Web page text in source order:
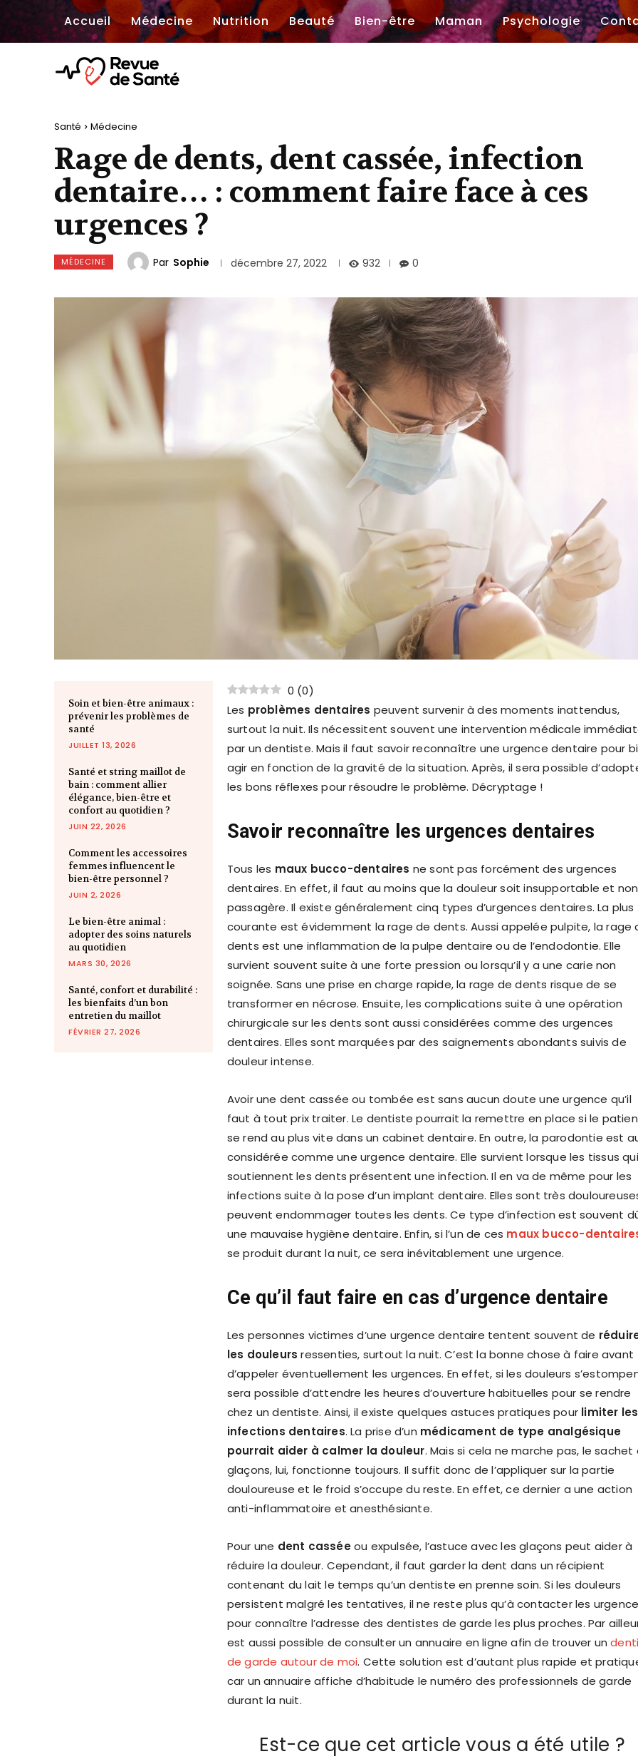
Accueil Médecine Nutrition Beauté Bien-être Maman Psychologie
Santé Médecine
Rage de dents, dent cassée, infection
dentaire… : comment faire face à ces
urgences ?
MÉDECINE Par Sophie décembre 27, 2022 932 0
Soin et bien-être animaux :
prévenir les problèmes de
santé
JUILLET 13, 2026
Santé et string maillot de
bain : comment allier
élégance, bien-être et
confort au quotidien ?
JUIN 22, 2026
Comment les accessoires
femmes influencent le
bien-être personnel ?
JUIN 2, 2026
Le bien-être animal :
adopter des soins naturels
au quotidien
MARS 30, 2026
Santé, confort et durabilité :
les bienfaits d’un bon
entretien du maillot
FÉVRIER 27, 2026
0 (0)
Les problèmes dentaires peuvent survenir à des moments inattendus,
surtout la nuit. Ils nécessitent souvent une intervention médicale
par un dentiste. Mais il faut savoir reconnaître une urgence dentaire pour
agir en fonction de la gravité de la situation. Après, il sera possible
les bons réflexes pour résoudre le problème. Décryptage !
Savoir reconnaître les urgences dentaires
Tous les maux bucco-dentaires ne sont pas forcément des urgences
dentaires. En effet, il faut au moins que la douleur soit insupportable et non
passagère. Il existe généralement cinq types d’urgences dentaires. La plus
courante est évidemment la rage de dents. Aussi appelée pulpite, la rage
dents est une inflammation de la pulpe dentaire ou de l’endodontie. Elle
survient souvent suite à une forte pression ou lorsqu’il y a une carie non
soignée. Sans une prise en charge rapide, la rage de dents risque de se
transformer en nécrose. Ensuite, les complications suite à une opération
chirurgicale sur les dents sont aussi considérées comme des urgences
dentaires. Elles sont marquées par des saignements abondants suivis de
douleur intense.
Avoir une dent cassée ou tombée est sans aucun doute une urgence qu’il
faut à tout prix traiter. Le dentiste pourrait la remettre en place si le
se rend au plus vite dans un cabinet dentaire. En outre, la parodontie est
considérée comme une urgence dentaire. Elle survient lorsque les tissus qui
soutiennent les dents présentent une infection. Il en va de même pour les
infections suite à la pose d’un implant dentaire. Elles sont très
peuvent endommager toutes les dents. Ce type d’infection est souvent
une mauvaise hygiène dentaire. Enfin, si l’un de ces maux bucco-
se produit durant la nuit, ce sera inévitablement une urgence.
Ce qu’il faut faire en cas d’urgence dentaire
Les personnes victimes d’une urgence dentaire tentent souvent de
les douleurs ressenties, surtout la nuit. C’est la bonne chose à faire avant
d’appeler éventuellement les urgences. En effet, si les douleurs
sera possible d’attendre les heures d’ouverture habituelles pour se rendre
chez un dentiste. Ainsi, il existe quelques astuces pratiques pour limiter les
infections dentaires. La prise d’un médicament de type analgésique
pourrait aider à calmer la douleur. Mais si cela ne marche pas, le sachet
glaçons, lui, fonctionne toujours. Il suffit donc de l’appliquer sur la partie
douloureuse et le froid s’occupe du reste. En effet, ce dernier a une action
anti-inflammatoire et anesthésiante.
Pour une dent casséeou expulsée, l’astuce avec les glaçons peut aider à
réduire la douleur. Cependant, il faut garder la dent dans un récipient
contenant du lait le temps qu’un dentiste en prenne soin. Si les douleurs
persistent malgré les tentatives, il ne reste plus qu’à contacter les
pour connaître l’adresse des dentistes de garde les plus proches. Par
est aussi possible de consulter un annuaire en ligne afin de trouver un
de garde autour de moi. Cette solution est d’autant plus rapide et
car un annuaire affiche d’habitude le numéro des professionnels de garde
durant la nuit.
Est-ce que cet article vous a été utile ?